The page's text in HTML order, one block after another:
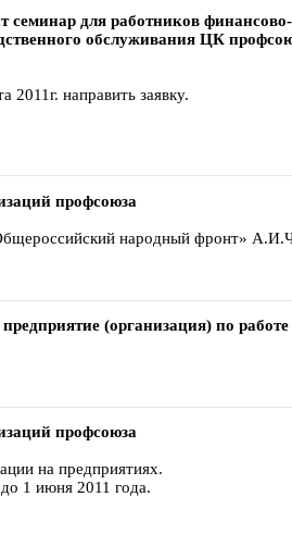
для работников
обслуживания ЦК
2011г. направить заявку.
профсоюза
народный фронт»
(организация) по работе
профсоюза
на предприятиях.
1 июня 2011 года.